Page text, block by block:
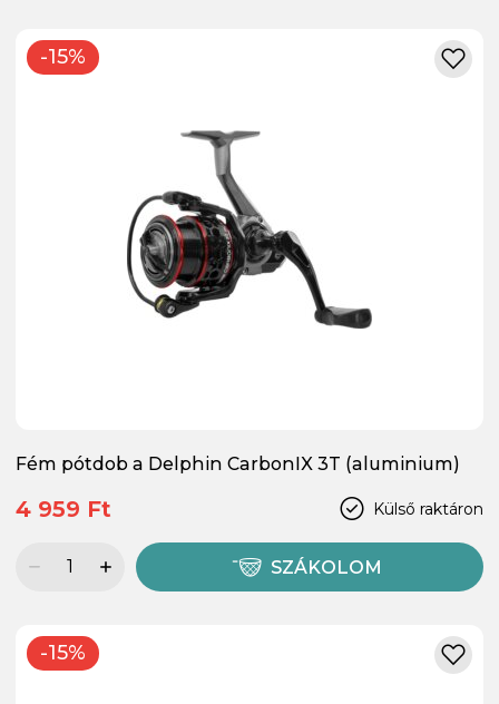
-15%
Fém pótdob a Delphin CarbonIX 3T (aluminium)
Külső raktáron
4 959 Ft
SZÁKOLOM
-15%